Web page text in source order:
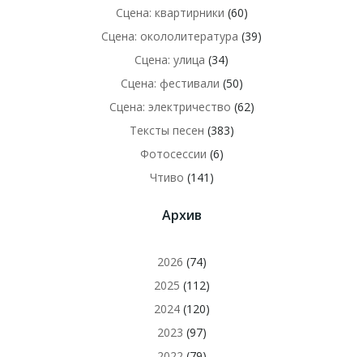
Сцена: квартирники (60)
Сцена: окололитература (39)
Сцена: улица (34)
Сцена: фестивали (50)
Сцена: электричество (62)
Тексты песен (383)
Фотосессии (6)
Чтиво (141)
Архив
2026 (74)
2025 (112)
2024(120)
2023 (97)